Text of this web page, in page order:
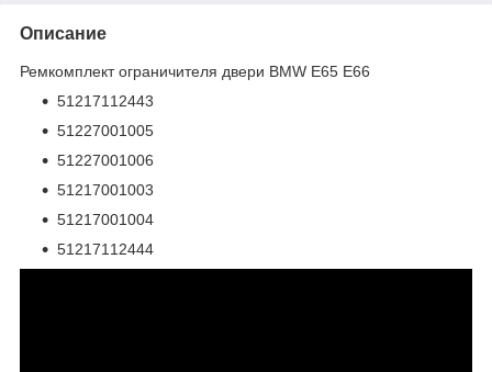
Описание
Ремкомплект ограничителя двери BMW E65 E66
51217112443
51227001005
51227001006
51217001003
51217001004
51217112444